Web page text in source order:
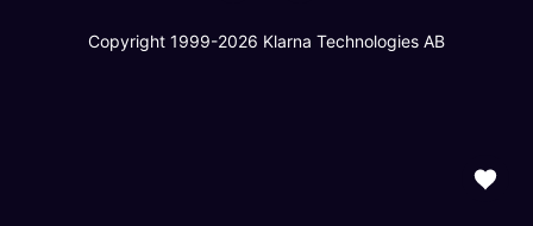
Copyright 1999-2026 Klarna Technologies AB